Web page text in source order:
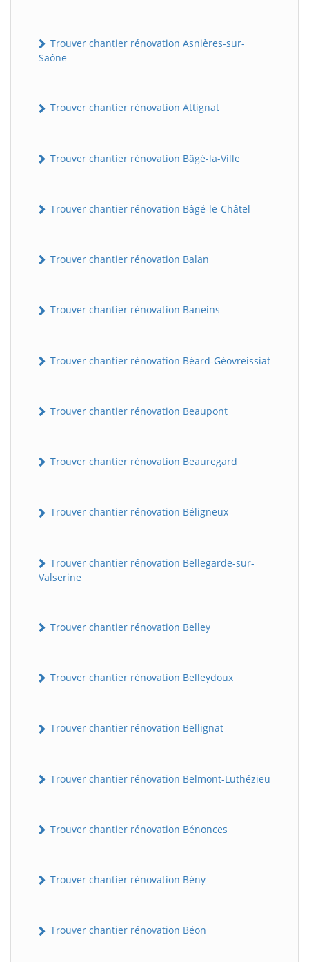
Trouver chantier rénovation Asnières-sur-
Saône
Trouver chantier rénovation Attignat
Trouver chantier rénovation Bâgé-la-Ville
Trouver chantier rénovation Bâgé-le-Châtel
Trouver chantier rénovation Balan
Trouver chantier rénovation Baneins
Trouver chantier rénovation Béard-Géovreissiat
Trouver chantier rénovation Beaupont
Trouver chantier rénovation Beauregard
Trouver chantier rénovation Béligneux
Trouver chantier rénovation Bellegarde-sur-
Valserine
Trouver chantier rénovation Belley
Trouver chantier rénovation Belleydoux
Trouver chantier rénovation Bellignat
Trouver chantier rénovation Belmont-Luthézieu
Trouver chantier rénovation Bénonces
Trouver chantier rénovation Bény
Trouver chantier rénovation Béon